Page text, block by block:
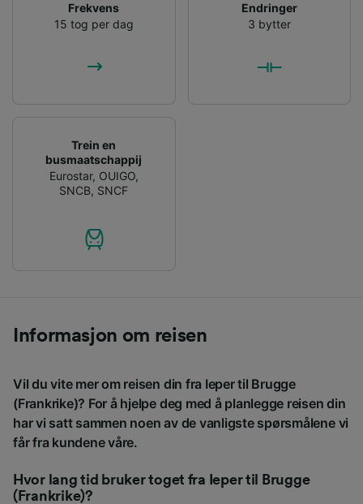
Frekvens
15 tog per dag
Endringer
3 bytter
Trein en
busmaatschappij
Eurostar, OUIGO,
SNCB, SNCF
Informasjon om reisen
Vil du vite mer om reisen din fra Ieper til Brugge
(Frankrike)? For å hjelpe deg med å planlegge reisen din
har vi satt sammen noen av de vanligste spørsmålene vi
får fra kundene våre.
Hvor lang tid bruker toget fra Ieper til Brugge
(Frankrike)?
Use precise geolocation data. Actively scan
device characteristics for identification. Store
Personalised advertising and content,